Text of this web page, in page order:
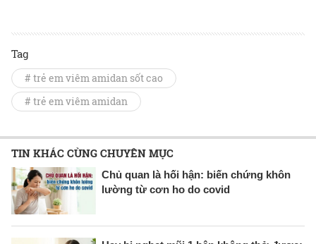
Tag
# trẻ em viêm amidan sốt cao
# trẻ em viêm amidan
TIN KHÁC CÙNG CHUYÊN MỤC
Chủ quan là hối hận: biến chứng khôn
lường từ cơn ho do covid